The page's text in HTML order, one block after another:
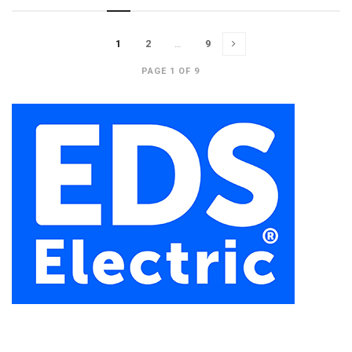
PAGE 1 OF 9
1 2 … 9